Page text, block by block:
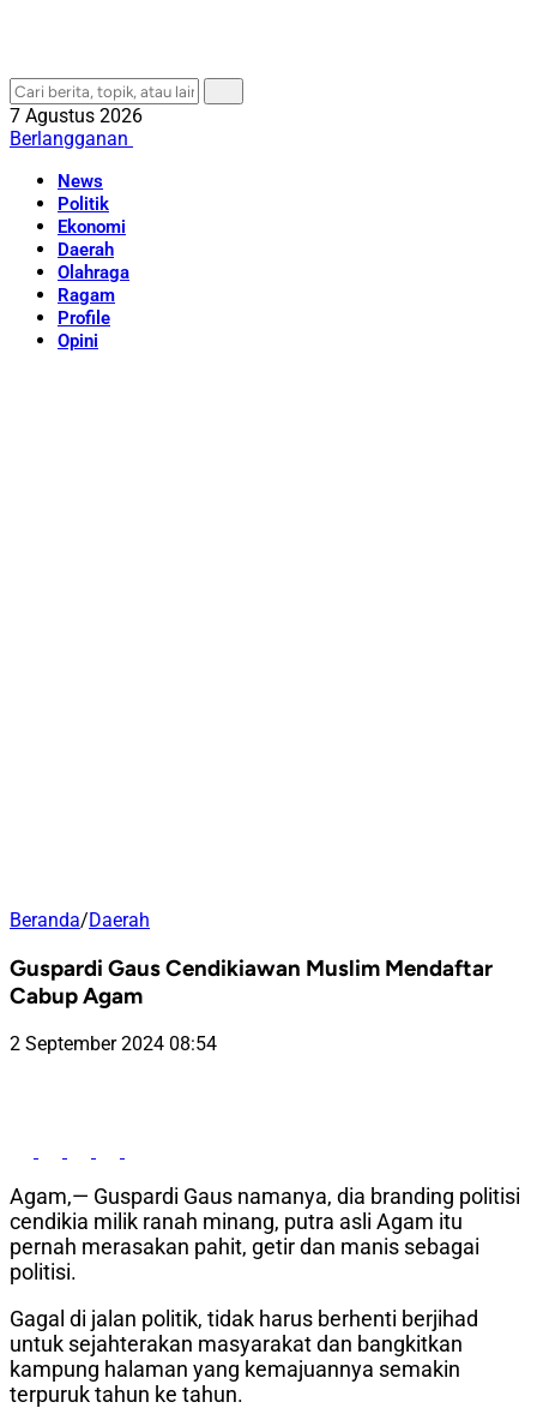
7 Agustus 2026
Berlangganan
News
Politik
Ekonomi
Daerah
Olahraga
Ragam
Profile
Opini
Beranda/Daerah
Guspardi Gaus Cendikiawan Muslim Mendaftar
Cabup Agam
2 September 2024 08:54
Agam,— Guspardi Gaus namanya, dia branding politisi
cendikia milik ranah minang, putra asli Agam itu
pernah merasakan pahit, getir dan manis sebagai
politisi.
Gagal di jalan politik, tidak harus berhenti berjihad
untuk sejahterakan masyarakat dan bangkitkan
kampung halaman yang kemajuannya semakin
terpuruk tahun ke tahun.